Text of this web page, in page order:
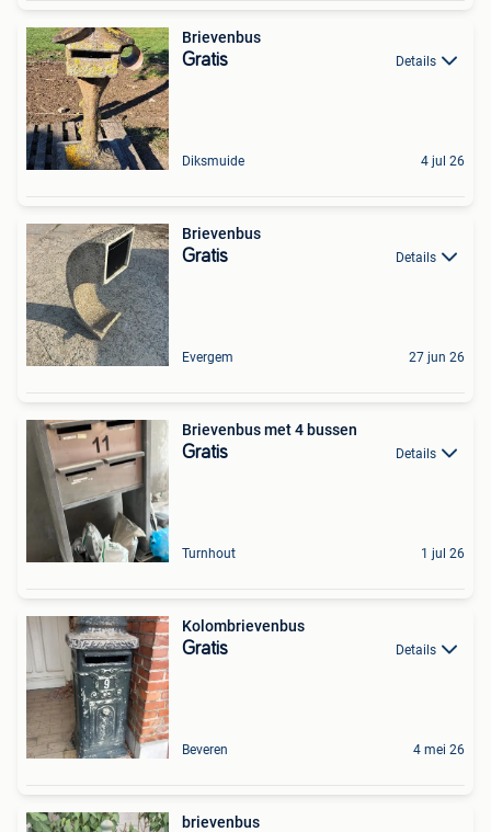
Brievenbus
Gratis Details
Diksmuide 4 jul 26
Brievenbus
Gratis Details
Evergem 27 jun 26
Brievenbus met 4 bussen
Gratis Details
Turnhout 1 jul 26
Kolombrievenbus
Gratis Details
Beveren 4 mei 26
brievenbus